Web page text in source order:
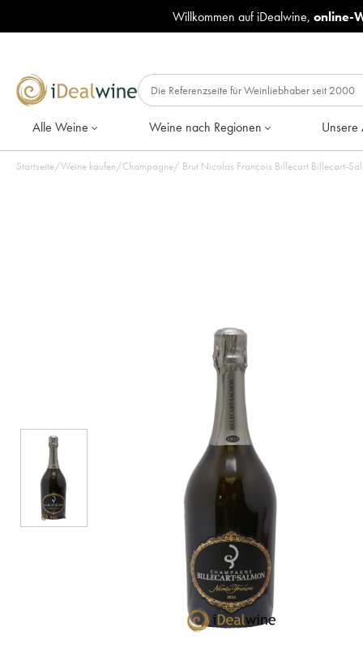
Willkommen auf iDealwine, online-
Alle Weine Weine nach Regionen Unsere
Startseite/Weine kaufen/Champagne/ Brut Nicolas François Billecart Billecart-